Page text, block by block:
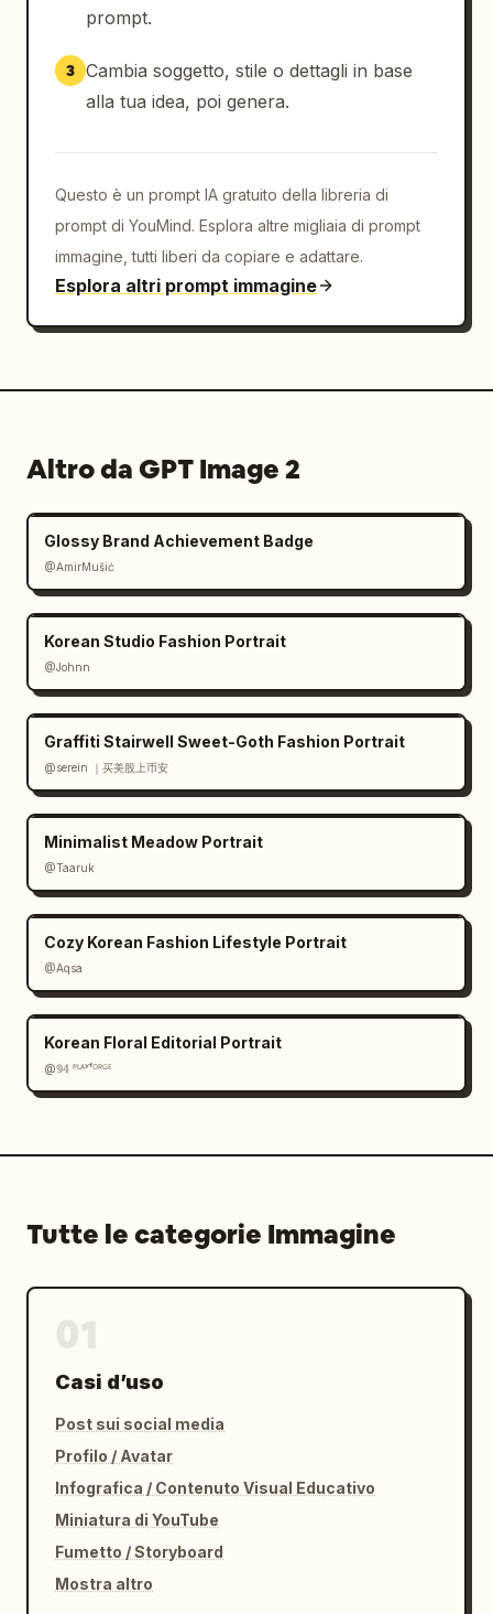
prompt.
3 Cambia soggetto, stile o dettagli in base
alla tua idea, poi genera.
Questo è un prompt IA gratuito della libreria di
prompt di YouMind. Esplora altre migliaia di prompt
immagine, tutti liberi da copiare e adattare.
Esplora altri prompt immagine
Altro da GPT Image 2
Glossy Brand Achievement Badge
@AmirMušić
Korean Studio Fashion Portrait
@Johnn
Graffiti Stairwell Sweet-Goth Fashion Portrait
@serein ｜买美股上币安
Minimalist Meadow Portrait
@Taaruk
Cozy Korean Fashion Lifestyle Portrait
@Aqsa
Korean Floral Editorial Portrait
@𝟡𝟜 ᴾᴸᴬʸᶠᴼᴿᴳᴱ
Tutte le categorie Immagine
Casi d’uso
Post sui social media
Profilo / Avatar
Infografica / Contenuto Visual Educativo
Miniatura di YouTube
Fumetto / Storyboard
Mostra altro